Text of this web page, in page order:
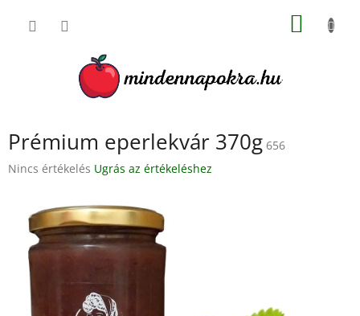
KOSÁR
Prémium eperlekvár 370g 656
A
értékelése
csillag.
Nincs értékelés Ugrás az értékeléshez